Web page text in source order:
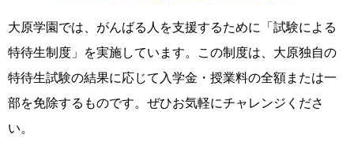
大原学園では、がんばる人を支援するために「試験による
特待生制度」を実施しています。この制度は、大原独自の
特待生試験の結果に応じて入学金・授業料の全額または一
部を免除するものです。ぜひお気軽にチャレンジくださ
い。